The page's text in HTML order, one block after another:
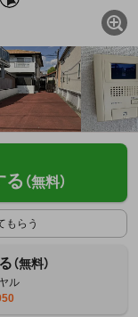
る （無料）
もらう
（無料）
ル